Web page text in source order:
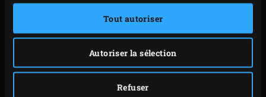
Tout autoriser
Autoriser la sélection
Refuser
les framboises sur le dessus. Placez la sauteuse sur
la grille, fermez le couvercle de l’EGG et faites cuire
le clafoutis pendant environ 45 minutes jusqu’à ce
qu’il soit cuit et doré.
Sortez le clafoutis de votre Big Green Egg. Laissez-le
refroidir jusqu’à ce qu’il soit tiède.